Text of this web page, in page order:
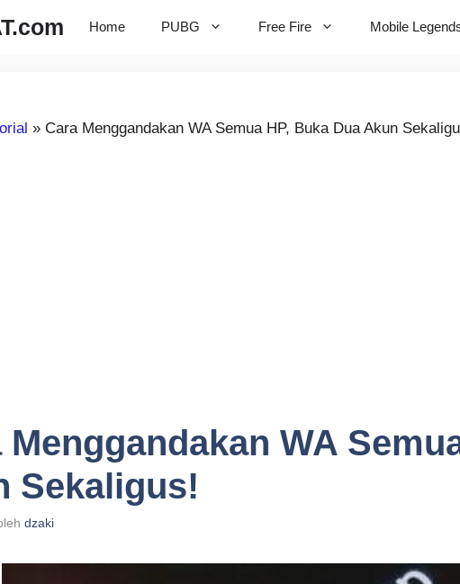
Home PUBG Free Fire Mobile
» Cara Menggandakan WA Semua HP, Buka Dua Akun
Menggandakan WA
Sekaligus!
dzaki